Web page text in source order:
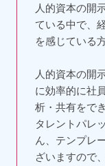
人的資本の開
ている中で、
を感じている
人的資本の開
に効率的に社
析・共有をで
タレントパレ
ん、テンプレ
ざいますので